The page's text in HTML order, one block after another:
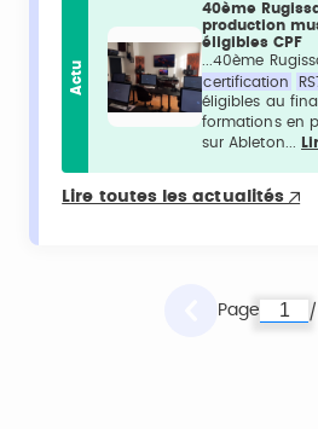
Actu
40ème
production
éligibles CPF
...40ème
certification
éligibles au
formations en
sur Ableton...
Lire toutes les actualités
Page /